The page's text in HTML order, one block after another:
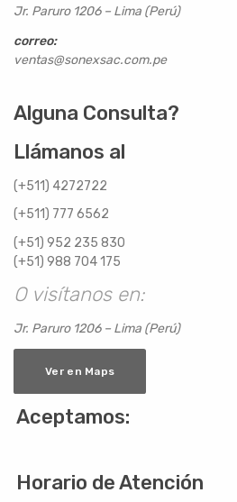
Jr. Paruro 1206 – Lima (Perú)
correo:
ventas@sonexsac.com.pe
Alguna Consulta?
Llámanos al
(+511) 4272722
(+511) 777 6562
(+51) 952 235 830
(+51) 988 704 175
O visítanos en:
Jr. Paruro 1206 – Lima (Perú)
Ver en Maps
Aceptamos:
Horario de Atención